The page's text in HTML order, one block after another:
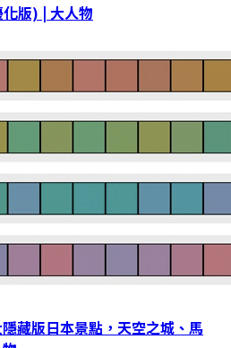
版) | 大人物
藏版日本景點，天空之城、馬